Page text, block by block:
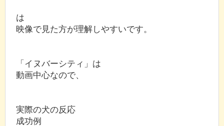
は
映像で見た方が理解しやすいです。
「イヌバーシティ」は
動画中心なので、
実際の犬の反応
成功例